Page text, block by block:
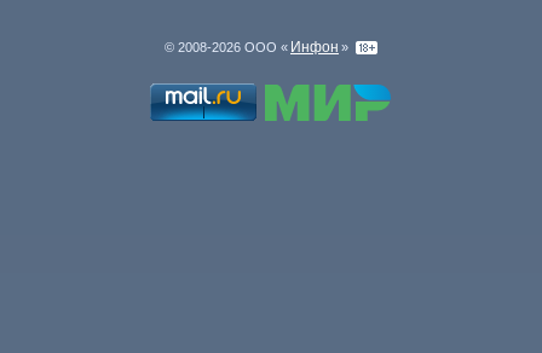
© 2008-2026 ООО « Инфон »